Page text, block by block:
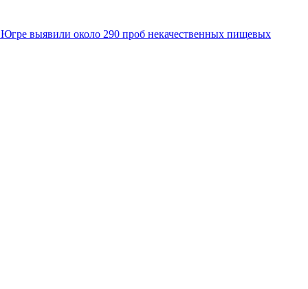
выявили около 290 проб некачественных пищевых